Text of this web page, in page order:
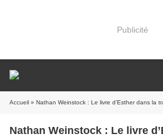
Publicité
Accueil » Nathan Weinstock : Le livre d’Esther dans la
Nathan Weinstock : Le livre